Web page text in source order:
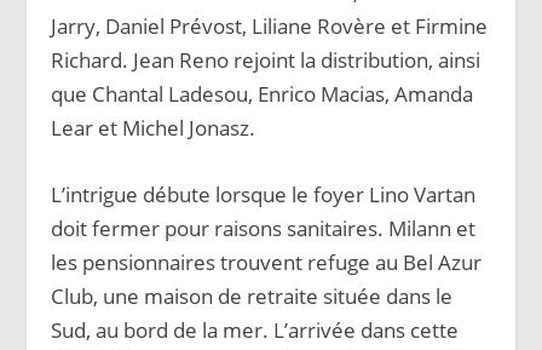
Jarry, Daniel Prévost, Liliane Rovère et Firmine
Richard. Jean Reno rejoint la distribution, ainsi
que Chantal Ladesou, Enrico Macias, Amanda
Lear et Michel Jonasz.
L’intrigue débute lorsque le foyer Lino Vartan
doit fermer pour raisons sanitaires. Milann et
les pensionnaires trouvent refuge au Bel Azur
Club, une maison de retraite située dans le
Sud, au bord de la mer. L’arrivée dans cette